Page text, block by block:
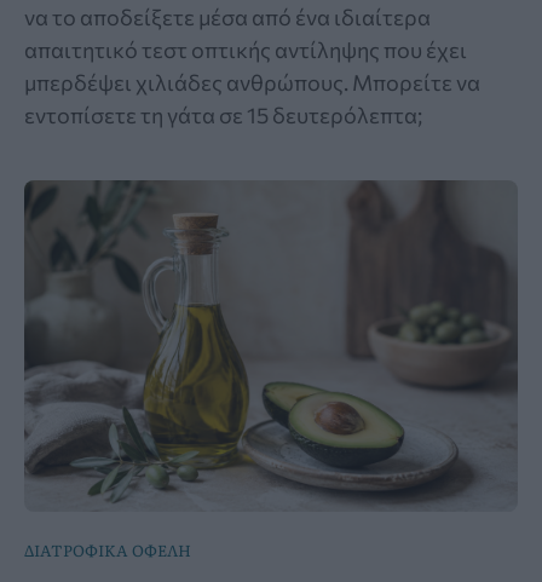
να το αποδείξετε μέσα από ένα ιδιαίτερα
απαιτητικό τεστ οπτικής αντίληψης που έχει
μπερδέψει χιλιάδες ανθρώπους. Μπορείτε να
εντοπίσετε τη γάτα σε 15 δευτερόλεπτα;
ΔΙΑΤΡΟΦΙΚΑ ΟΦΕΛΗ